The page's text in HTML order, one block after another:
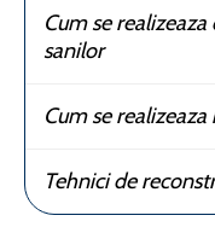
Cum se
sanilor
Cum se
Tehnici de